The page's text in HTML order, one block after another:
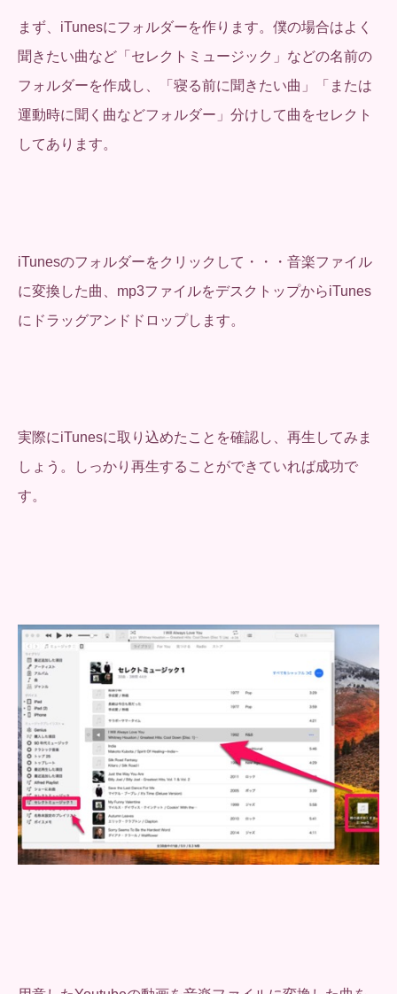
まず、iTunesにフォルダーを作ります。僕の場合はよく
聞きたい曲など「セレクトミュージック」などの名前の
フォルダーを作成し、「寝る前に聞きたい曲」「または
運動時に聞く曲などフォルダー」分けして曲をセレクト
してあります。
iTunesのフォルダーをクリックして・・・音楽ファイル
に変換した曲、mp3ファイルをデスクトップからiTunes
にドラッグアンドドロップします。
実際にiTunesに取り込めたことを確認し、再生してみま
しょう。しっかり再生することができていれば成功で
す。